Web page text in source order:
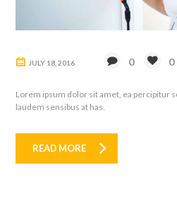
JULY 18, 2016 0 0
Lorem ipsum dolor sit amet, ea percipitur
laudem sensibus at has.
READ MORE